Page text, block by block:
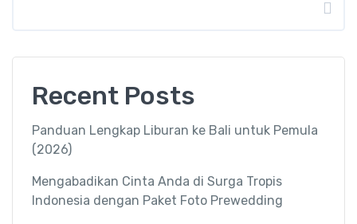
Recent Posts
Panduan Lengkap Liburan ke Bali untuk Pemula
(2026)
Mengabadikan Cinta Anda di Surga Tropis
Indonesia dengan Paket Foto Prewedding